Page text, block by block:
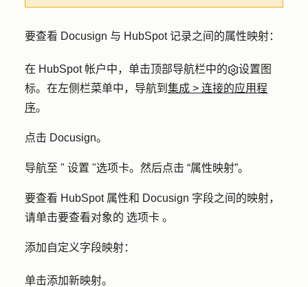
要查看 Docusign 与 HubSpot 记录之间的属性映射：
在 HubSpot 帐户中，单击顶部导航栏中的
设置图
标。在左侧栏菜单中，导航到 集成 > 连接的应用程
序。
点击 Docusign。
导航至 " 设置 "选项卡。然后点击 “属性映射”。
要查看 HubSpot 属性和 Docusign 字段之间的映射，
请单击要查看对象的 选项卡 。
添加自定义字段映射：
单击添加新映射。